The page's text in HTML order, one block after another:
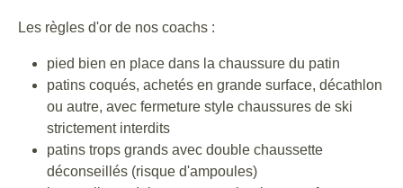
Les règles d'or de nos coachs :
pied bien en place dans la chaussure du patin
patins coqués, achetés en grande surface, décathlon
ou autre, avec fermeture style chaussures de ski
strictement interdits
patins trops grands avec double chaussette
déconseillés (risque d'ampoules)